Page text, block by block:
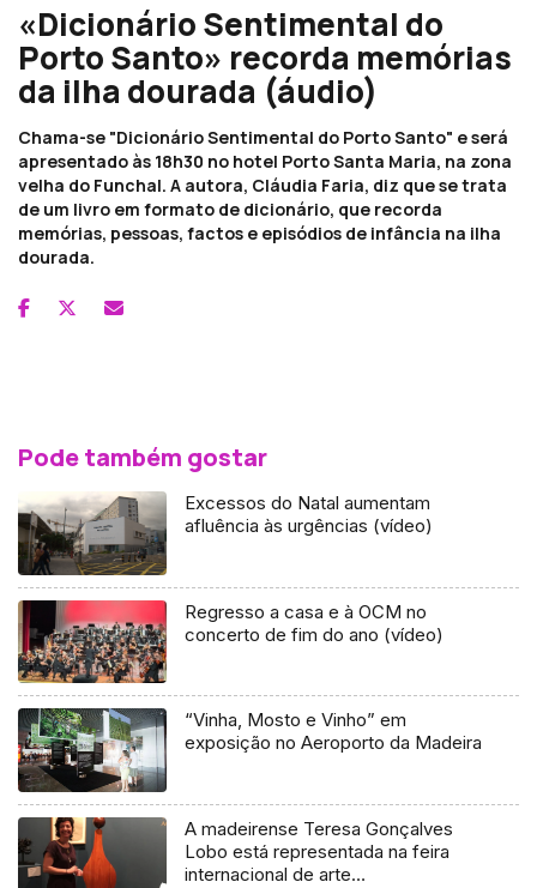
«Dicionário Sentimental do
Porto Santo» recorda memórias
da ilha dourada (áudio)
Chama-se "Dicionário Sentimental do Porto Santo" e será
apresentado às 18h30 no hotel Porto Santa Maria, na zona
velha do Funchal. A autora, Cláudia Faria, diz que se trata
de um livro em formato de dicionário, que recorda
memórias, pessoas, factos e episódios de infância na ilha
dourada.
Pode também gostar
Excessos do Natal aumentam
afluência às urgências (vídeo)
Regresso a casa e à OCM no
concerto de fim do ano (vídeo)
“Vinha, Mosto e Vinho” em
exposição no Aeroporto da Madeira
A madeirense Teresa Gonçalves
Lobo está representada na feira
internacional de arte